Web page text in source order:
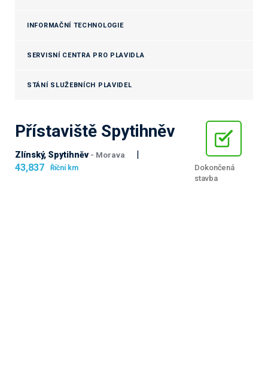
INFORMAČNÍ TECHNOLOGIE
SERVISNÍ CENTRA PRO PLAVIDLA
STÁNÍ SLUŽEBNÍCH PLAVIDEL
Přístaviště Spytihněv
Zlínský, Spytihněv - Morava
43,837
Říční km
Dokončená
stavba